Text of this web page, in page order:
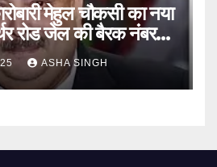
मेहुल चौकसी का नया
रोड जेल की बैरक नंबर
ASHA SINGH